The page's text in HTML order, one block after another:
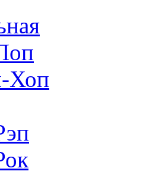
Хоп